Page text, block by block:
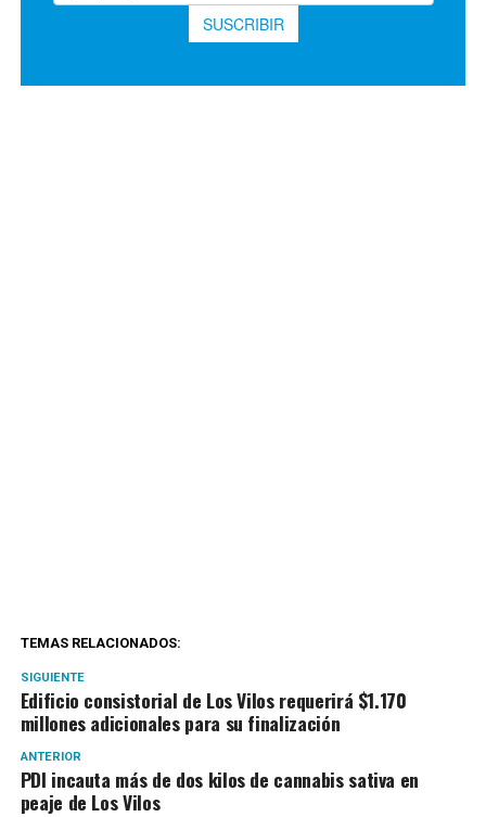
TEMAS RELACIONADOS:
SIGUIENTE
Edificio consistorial de Los Vilos requerirá $1.170
millones adicionales para su finalización
ANTERIOR
PDI incauta más de dos kilos de cannabis sativa en
peaje de Los Vilos